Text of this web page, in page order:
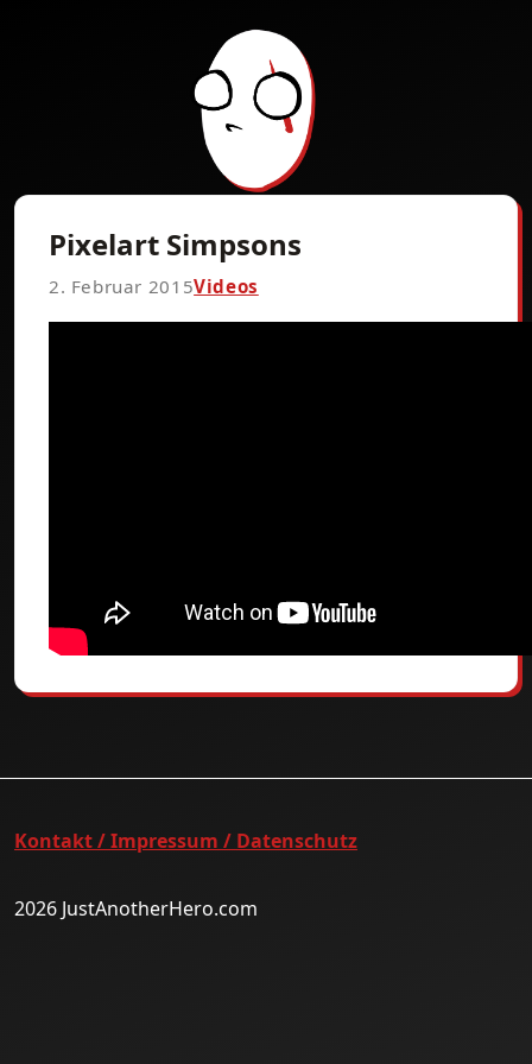
Pixelart Simpsons
2. Februar 2015Videos
Kontakt / Impressum / Datenschutz
2026 JustAnotherHero.com